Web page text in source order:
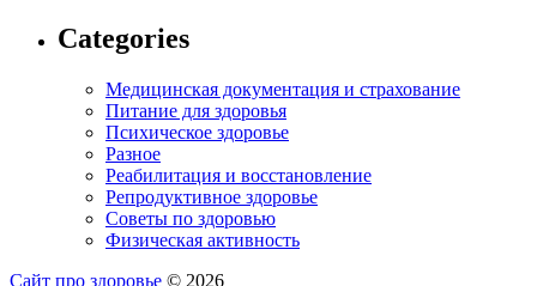
Categories
Медицинская документация и страхование
Питание для здоровья
Психическое здоровье
Разное
Реабилитация и восстановление
Репродуктивное здоровье
Советы по здоровью
Физическая активность
Сайт про здоровье © 2026